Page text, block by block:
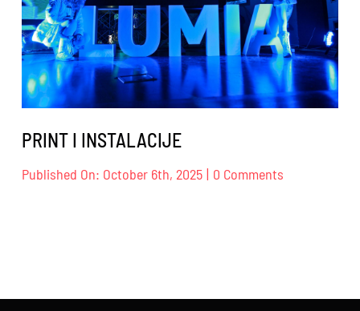
PRINT I INSTALACIJE
Published On: October 6th, 2025 | 0 Comments